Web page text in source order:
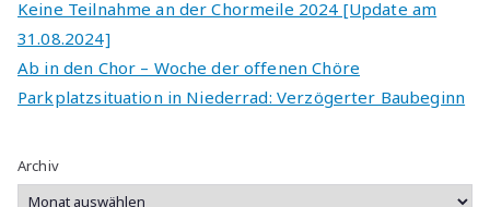
e
:
Keine Teilnahme an der Chormeile 2024 [Update am
31.08.2024]
Ab in den Chor – Woche der offenen Chöre
Parkplatzsituation in Niederrad: Verzögerter Baubeginn
Archiv